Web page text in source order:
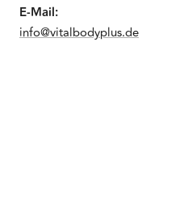
E-Mail:
info@vitalbodyplus.de